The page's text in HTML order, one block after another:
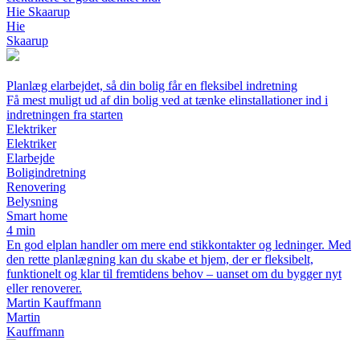
Hie Skaarup
Hie
Skaarup
Planlæg elarbejdet, så din bolig får en fleksibel indretning
Få mest muligt ud af din bolig ved at tænke elinstallationer ind i
indretningen fra starten
Elektriker
Elektriker
Elarbejde
Boligindretning
Renovering
Belysning
Smart home
4 min
En god elplan handler om mere end stikkontakter og ledninger. Med
den rette planlægning kan du skabe et hjem, der er fleksibelt,
funktionelt og klar til fremtidens behov – uanset om du bygger nyt
eller renoverer.
Martin Kauffmann
Martin
Kauffmann